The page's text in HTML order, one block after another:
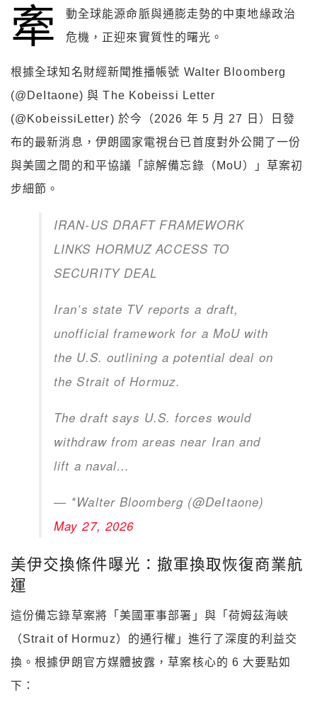
牽
動全球能源命脈與通膨走勢的中東地緣政治
危機，正迎來實質性的曙光。
根據全球知名財經新聞推播帳號 Walter Bloomberg
(@DeItaone) 與 The Kobeissi Letter
(@KobeissiLetter) 於今（2026 年 5 月 27 日）日發
布的最新消息，伊朗國家電視台已首度對外公開了一份
與美國之間的和平協議「諒解備忘錄（MoU）」草案初
步細節。
IRAN-US DRAFT FRAMEWORK
LINKS HORMUZ ACCESS TO
SECURITY DEAL
Iran’s state TV reports a draft,
unofficial framework for a MoU with
the U.S. outlining a potential deal on
the Strait of Hormuz.
The draft says U.S. forces would
withdraw from areas near Iran and
lift a naval…
— *Walter Bloomberg (@DeItaone)
May 27, 2026
美伊交換條件曝光：撤軍換取恢復商業航
運
這份備忘錄草案將「美國軍事部署」與「荷姆茲海峽
（Strait of Hormuz）的通行權」進行了深度的利益交
換。根據伊朗官方媒體披露，草案核心的 6 大要點如
下：